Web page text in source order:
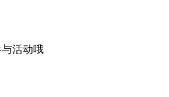
活动哦